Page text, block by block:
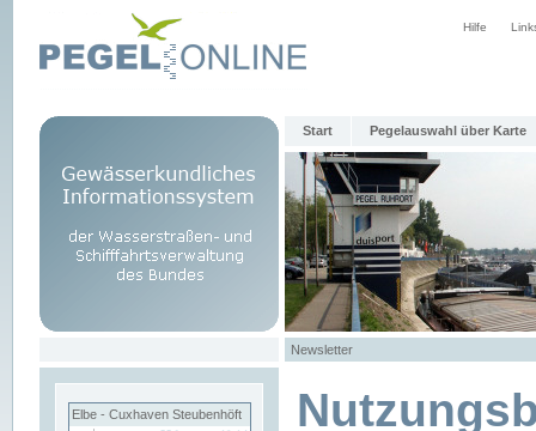
Hilfe
Start Pegelauswahl über Karte
Newsletter
Elbe - Cuxhaven Steubenhöft